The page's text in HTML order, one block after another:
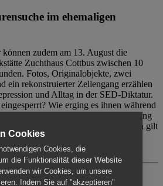
im ehemaligen
zudem am 13. August die
Zuchthaus Cottbus zwischen 10
Fotos, Originalobjekte, zwei
ein rekonstruierter Zellengang erzählen
und Alltag in der SED-Diktatur.
Wie erging es ihnen während
erfolgt individuell ohne Betreuung
Cottbus. Für Begleitpersonen gilt
5€).
Cookies
Cookies, die
die Funktionalität dieser Website
wir Cookies, um unsere
Indem Sie auf "akzeptieren"